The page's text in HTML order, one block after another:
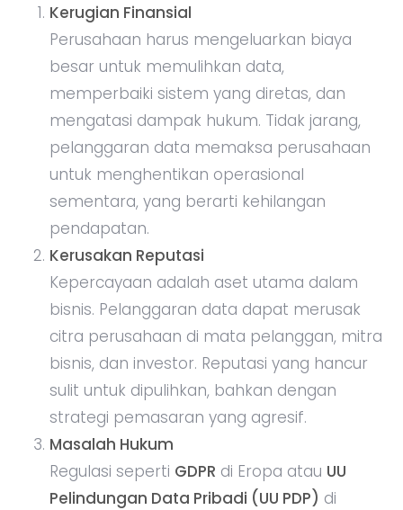
Kerugian Finansial
Perusahaan harus mengeluarkan biaya
besar untuk memulihkan data,
memperbaiki sistem yang diretas, dan
mengatasi dampak hukum. Tidak jarang,
pelanggaran data memaksa perusahaan
untuk menghentikan operasional
sementara, yang berarti kehilangan
pendapatan.
Kerusakan Reputasi
Kepercayaan adalah aset utama dalam
bisnis. Pelanggaran data dapat merusak
citra perusahaan di mata pelanggan, mitra
bisnis, dan investor. Reputasi yang hancur
sulit untuk dipulihkan, bahkan dengan
strategi pemasaran yang agresif.
Masalah Hukum
Regulasi seperti GDPR di Eropa atau UU
Pelindungan Data Pribadi (UU PDP) di